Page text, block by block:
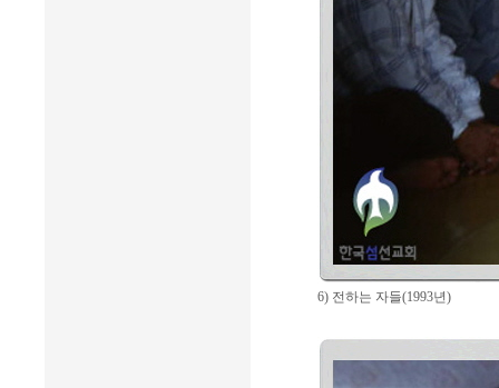
6) 전하는 자들(1993년)